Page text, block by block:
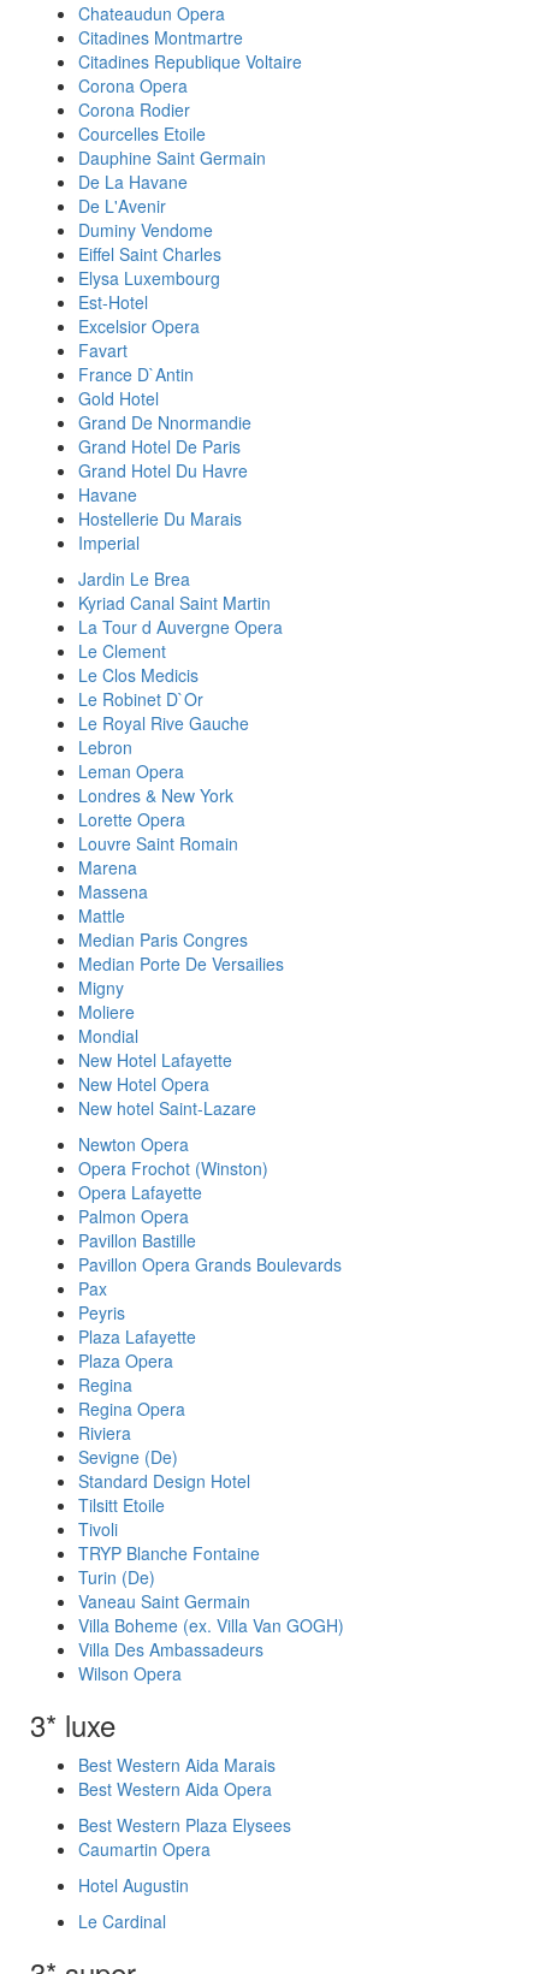
Chateaudun Opera
Citadines Montmartre
Citadines Republique Voltaire
Corona Opera
Corona Rodier
Courcelles Etoile
Dauphine Saint Germain
De La Havane
De L'Avenir
Duminy Vendome
Eiffel Saint Charles
Elysa Luxembourg
Est-Hotel
Excelsior Opera
Favart
France D`Antin
Gold Hotel
Grand De Nnormandie
Grand Hotel De Paris
Grand Hotel Du Havre
Havane
Hostellerie Du Marais
Imperial
Jardin Le Brea
Kyriad Canal Saint Martin
La Tour d Auvergne Opera
Le Clement
Le Clos Medicis
Le Robinet D`Or
Le Royal Rive Gauche
Lebron
Leman Opera
Londres & New York
Lorette Opera
Louvre Saint Romain
Marena
Massena
Mattle
Median Paris Congres
Median Porte De Versailies
Migny
Moliere
Mondial
New Hotel Lafayette
New Hotel Opera
New hotel Saint-Lazare
Newton Opera
Opera Frochot (Winston)
Opera Lafayette
Palmon Opera
Pavillon Bastille
Pavillon Opera Grands Boulevards
Pax
Peyris
Plaza Lafayette
Plaza Opera
Regina
Regina Opera
Riviera
Sevigne (De)
Standard Design Hotel
Tilsitt Etoile
Tivoli
TRYP Blanche Fontaine
Turin (De)
Vaneau Saint Germain
Villa Boheme (ex. Villa Van GOGH)
Villa Des Ambassadeurs
Wilson Opera
3* luxe
Best Western Aida Marais
Best Western Aida Opera
Best Western Plaza Elysees
Caumartin Opera
Hotel Augustin
Le Cardinal